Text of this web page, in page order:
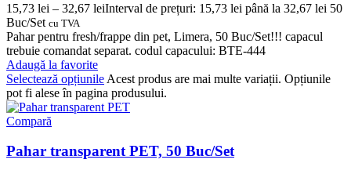
15,73 lei – 32,67 leiInterval de prețuri: 15,73 lei până la 32,67 lei 50
Buc/Set cu TVA
Pahar pentru fresh/frappe din pet, Limera, 50 Buc/Set!!! capacul
trebuie comandat separat. codul capacului: BTE-444
Adaugă la favorite
Selectează opțiunile Acest produs are mai multe variații. Opțiunile
pot fi alese în pagina produsului.
Compară
Pahar transparent PET, 50 Buc/Set